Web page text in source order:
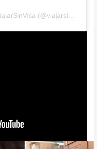
Una publicación compartida de ViajarSinVisa (@viajarsinvisa.oficial)